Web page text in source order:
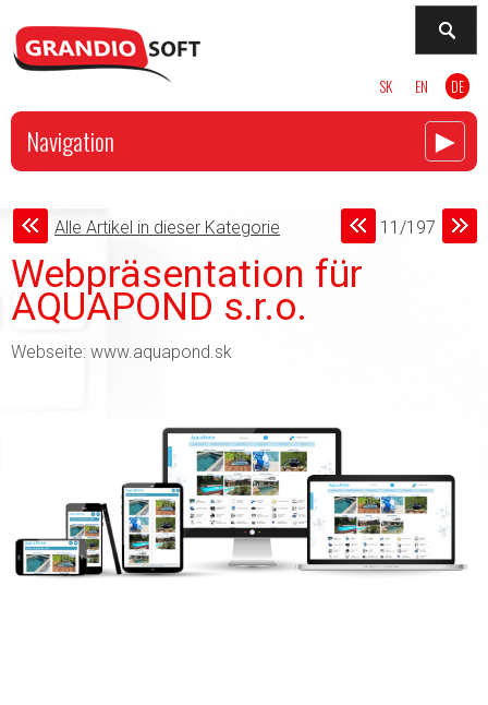
SK EN DE
Navigation ►
Alle Artikel in dieser Kategorie 11/197
Webpräsentation für
AQUAPOND s.r.o.
Webseite: www.aquapond.sk